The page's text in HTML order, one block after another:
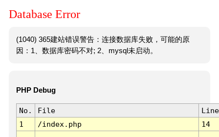
Database Error
(1040) 365建站错误警告：连接数据库失败，可能的原
因：1、数据库密码不对; 2、mysql未启动。
PHP Debug
No. File
Line
1
/index.php 14